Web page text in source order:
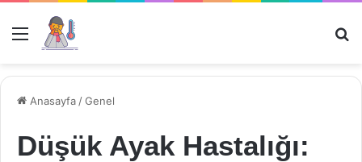
Menü
Anasayfa /Genel
Düşük Ayak Hastalığı: